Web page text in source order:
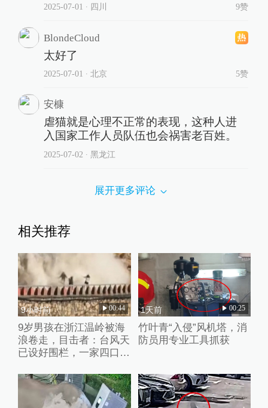
2025-07-01 ∙ 四川 9赞
BlondeCloud
太好了
2025-07-01 ∙ 北京 5赞
安槺
虐猫就是心理不正常的表现，这种人进
入国家工作人员队伍也会祸害老百姓。
2025-07-02 ∙ 黑龙江
展开更多评论
相关推荐
9小时前 00:44
9岁男孩在浙江温岭被海
浪卷走，目击者：台风天
已设好围栏，一家四口翻
1天前 00:25
竹叶青“入侵”风机塔，消
防员用专业工具抓获